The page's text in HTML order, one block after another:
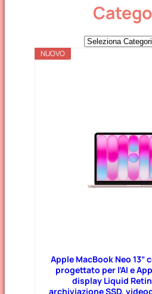
C
NUOVO
Apple MacBook Neo 13”
progettato per l’AI e
display Liquid
archiviazione SSD,